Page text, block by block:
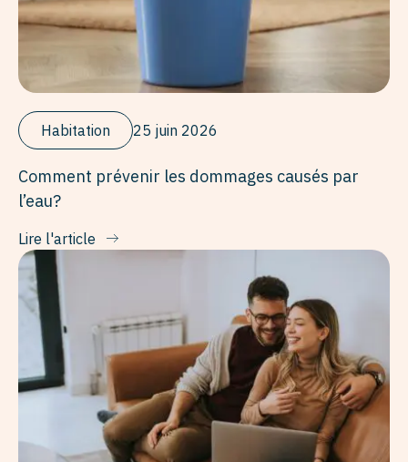
Habitation 25 juin 2026
Comment prévenir les dommages causés par
l’eau?
Lire l'article